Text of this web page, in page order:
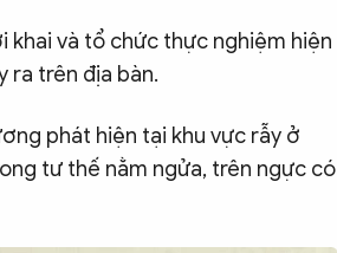
khai và tổ chức thực nghiệm hiện
ra trên địa bàn.
phát hiện tại khu vực rẫy ở
tư thế nằm ngửa, trên ngực có